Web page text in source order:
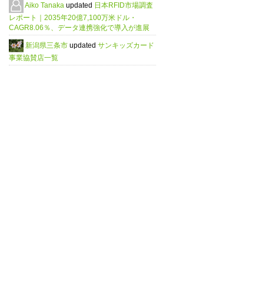
Aiko Tanaka updated 日本RFID市場調査
レポート｜2035年20億7,100万米ドル・
CAGR8.06％、データ連携強化で導入が進展
新潟県三条市 updated サンキッズカード
事業協賛店一覧